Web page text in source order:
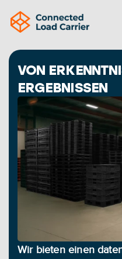
VON
ERGEBNISSEN
Wir bieten einen